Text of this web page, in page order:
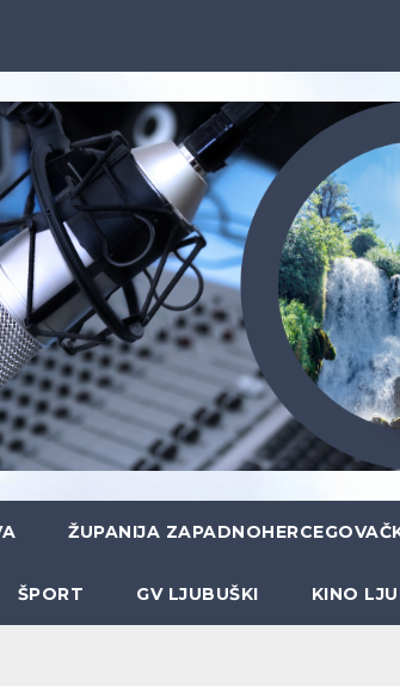
ŽUPANIJA
ŠPORT GV LJUBUŠKI KINO